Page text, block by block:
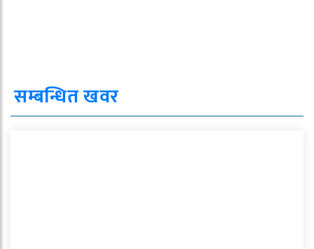
सम्बन्धित खवर